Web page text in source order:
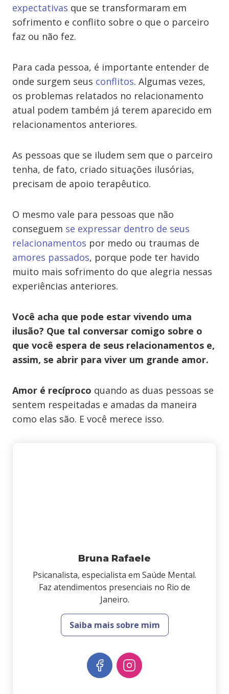
expectativas que se transformaram em
sofrimento e conflito sobre o que o parceiro
faz ou não fez.
Para cada pessoa, é importante entender de
onde surgem seus conflitos. Algumas vezes,
os problemas relatados no relacionamento
atual podem também já terem aparecido em
relacionamentos anteriores.
As pessoas que se iludem sem que o parceiro
tenha, de fato, criado situações ilusórias,
precisam de apoio terapêutico.
O mesmo vale para pessoas que não
conseguem se expressar dentro de seus
relacionamentos por medo ou traumas de
amores passados, porque pode ter havido
muito mais sofrimento do que alegria nessas
experiências anteriores.
Você acha que pode estar vivendo uma
ilusão? Que tal conversar comigo sobre o
que você espera de seus relacionamentos e,
assim, se abrir para viver um grande amor.
Amor é recíproco quando as duas pessoas se
sentem respeitadas e amadas da maneira
como elas são. E você merece isso.
Bruna Rafaele
Psicanalista, especialista em Saúde Mental.
Faz atendimentos presenciais no Rio de
Janeiro.
Saiba mais sobre mim